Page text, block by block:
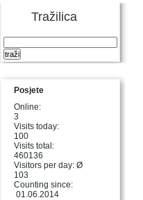
Tražilica
Posjete
Online:
3
Visits today:
100
Visits total:
460136
Visitors per day: Ø
103
Counting since:
01.06.2014